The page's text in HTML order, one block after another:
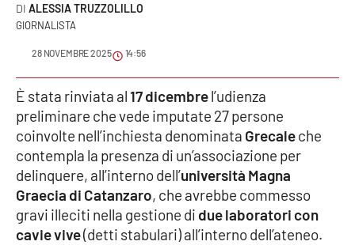
Meteo
Editoriali
VIDEO
Ambiente
Cronaca
Cultura
ALESSIA TRUZZOLILLO
GIORNALISTA
28 NOVEMBRE 2025 14:56
È stata rinviata al17 dicembrel’udienza
preliminare che vede imputate 27 persone
coinvolte nell’inchiesta denominata Grecaleche
contempla la presenza di un’associazione per
delinquere, all’interno dell’università Magna
Graecia di Catanzaro, che avrebbe commesso
gravi illeciti nella gestione di due laboratori con
cavie vive(detti stabulari) all’interno dell’ateneo.